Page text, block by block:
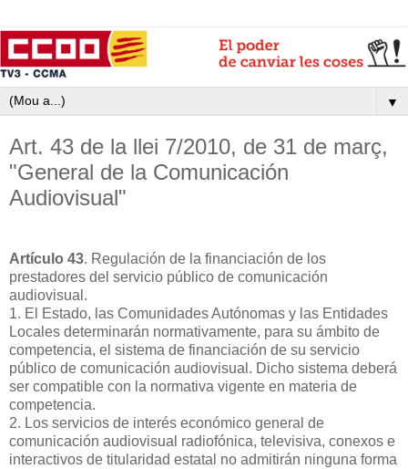
▼
Art. 43 de la llei 7/2010, de 31 de març,
"General de la Comunicación
Audiovisual"
Artículo 43. Regulación de la financiación de los
prestadores del servicio público de comunicación
audiovisual.
1. El Estado, las Comunidades Autónomas y las Entidades
Locales determinarán normativamente, para su ámbito de
competencia, el sistema de financiación de su servicio
público de comunicación audiovisual. Dicho sistema deberá
ser compatible con la normativa vigente en materia de
competencia.
2. Los servicios de interés económico general de
comunicación audiovisual radiofónica, televisiva, conexos e
interactivos de titularidad estatal no admitirán ninguna forma